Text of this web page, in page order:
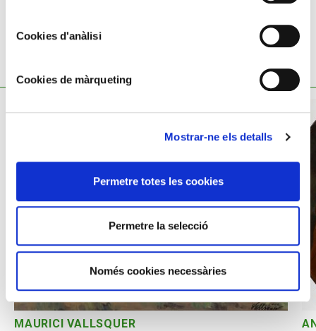
Cookies d'anàlisi
Cookies de màrqueting
Mostrar-ne els detalls
Permetre totes les cookies
Permetre la selecció
Només cookies necessàries
TAMBÉ ET POT INTERESSAR
MAURICI VALLSQUER